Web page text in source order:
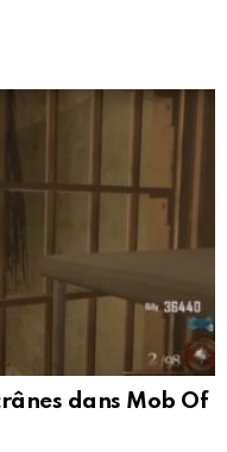
dans Mob Of